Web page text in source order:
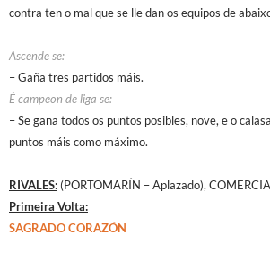
contra ten o mal que se lle dan os equipos de
Ascende se:
– Gaña tres partidos máis.
É campeon de liga se:
– Se gana todos os puntos posibles, nove, e o
puntos máis como máximo.
RIVALES: (PORTOMARÍN – Aplazado),
Primeira Volta:
SAGRADO CORAZÓN